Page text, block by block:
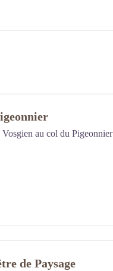
au col du Pigeonnier
de Paysage